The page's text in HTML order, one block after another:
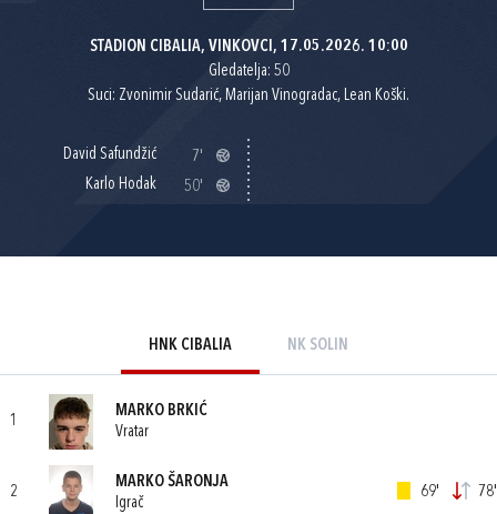
STADION CIBALIA, VINKOVCI, 17.05.2026. 10:00
Gledatelja: 50
Suci: Zvonimir Sudarić, Marijan Vinogradac, Lean Koški.
David Safundžić
7'
Karlo Hodak
50'
HNK CIBALIA NK SOLIN
1
MARKO BRKIĆ
Vratar
2
MARKO ŠARONJA
Igrač
69' 78'